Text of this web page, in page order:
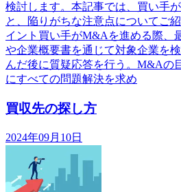
検討します。本記事では、買い手
と、陥りがちな注意点についてご
イント買い手がM&Aを進める際、
や企業概要書を通じて対象企業を
んだ後に質疑応答を行う。M&Aの
にすべての問題解決を求め
買収先の探し方
2024年09月10日